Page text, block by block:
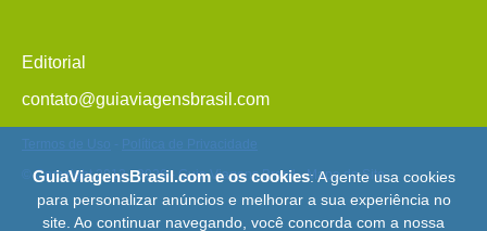
Editorial
contato@guiaviagensbrasil.com
Termos de Uso
Política de Privacidade
© Copyright 2013 - 2026 - Guia Viagens Brasil -Mapa do Site
GuiaViagensBrasil.com e os cookies: A gente usa cookies
para personalizar anúncios e melhorar a sua experiência no
site. Ao continuar navegando, você concorda com a nossa